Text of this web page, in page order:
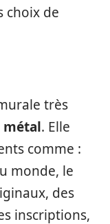
choix de
très
métal. Elle
comme :
monde, le
des
inscriptions,